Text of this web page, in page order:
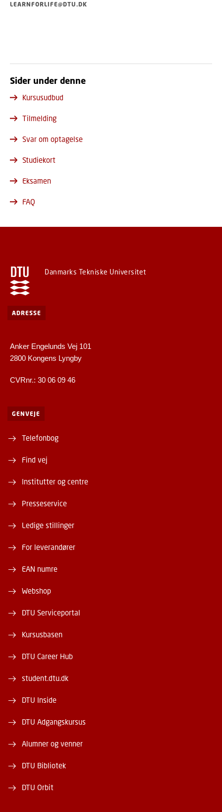
LEARNFORLIFE@DTU.DK
Sider under denne
Kursusudbud
Tilmelding
Svar om optagelse
Studiekort
Eksamen
FAQ
Danmarks Tekniske Universitet
ADRESSE
Anker Engelunds Vej 101
2800 Kongens Lyngby
CVRnr.: 30 06 09 46
GENVEJE
Telefonbog
Find vej
Institutter og centre
Presseservice
Ledige stillinger
For leverandører
EAN numre
Webshop
DTU Serviceportal
Kursusbasen
DTU Career Hub
student.dtu.dk
DTU Inside
DTU Adgangskursus
Alumner og venner
DTU Bibliotek
DTU Orbit